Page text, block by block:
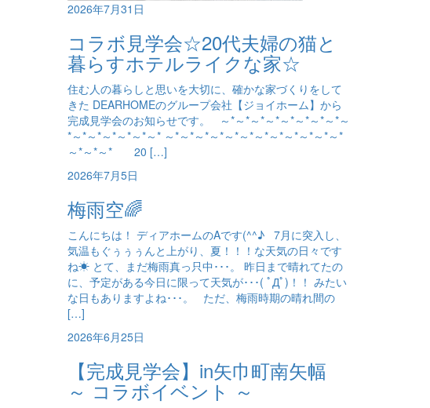
2026年7月31日
コラボ見学会☆20代夫婦の猫と
暮らすホテルライクな家☆
住む人の暮らしと思いを大切に、確かな家づくりをして
きた DEARHOMEのグループ会社【ジョイホーム】から
完成見学会のお知らせです。 ～*～*～*～*～*～*～*～*～
*～*～*～*～*～*～* ～*～*～*～*～*～*～*～*～*～*～*～*
～*～*～* 20 […]
2026年7月5日
梅雨空🌈
こんにちは！ ディアホームのAです(^^♪ 7月に突入し、
気温もぐぅぅぅんと上がり、夏！！！な天気の日々です
ね☀ とて、まだ梅雨真っ只中･･･。 昨日まで晴れてたの
に、予定がある今日に限って天気が･･･( ﾟДﾟ)！！ みたい
な日もありますよね･･･。 ただ、梅雨時期の晴れ間の
[…]
2026年6月25日
【完成見学会】in矢巾町南矢幅
～ コラボイベント ～